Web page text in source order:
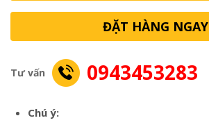
ĐẶT HÀNG NGAY
Tư vấn 0943453283
Chú ý: